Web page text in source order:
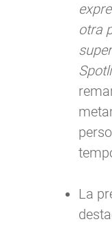
otra
La